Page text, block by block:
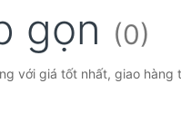
gọn (0)
với giá tốt nhất, giao hàng